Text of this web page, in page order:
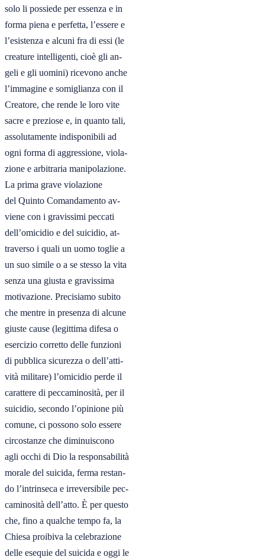
solo li possiede per essenza e in
forma piena e perfetta, l’essere e
l’esistenza e alcuni fra di essi (le
creature intelligenti, cioè gli an-
geli e gli uomini) ricevono anche
l’immagine e somiglianza con il
Creatore, che rende le loro vite
sacre e preziose e, in quanto tali,
assolutamente indisponibili ad
ogni forma di aggressione, viola-
zione e arbitraria manipolazione.
La prima grave violazione
del Quinto Comandamento av-
viene con i gravissimi peccati
dell’omicidio e del suicidio, at-
traverso i quali un uomo toglie a
un suo simile o a se stesso la vita
senza una giusta e gravissima
motivazione. Precisiamo subito
che mentre in presenza di alcune
giuste cause (legittima difesa o
esercizio corretto delle funzioni
di pubblica sicurezza o dell’atti-
vità militare) l’omicidio perde il
carattere di peccaminosità, per il
suicidio, secondo l’opinione più
comune, ci possono solo essere
circostanze che diminuiscono
agli occhi di Dio la responsabilità
morale del suicida, ferma restan-
do l’intrinseca e irreversibile pec-
caminosità dell’atto. È per questo
che, fino a qualche tempo fa, la
Chiesa proibiva la celebrazione
delle esequie del suicida e oggi le